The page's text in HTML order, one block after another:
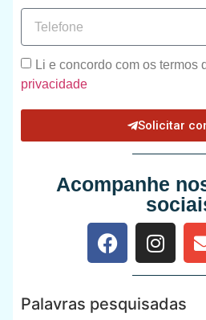
Li e concordo com os termos
privacidade
Solicitar
Acompanhe
Palavras pesquisadas